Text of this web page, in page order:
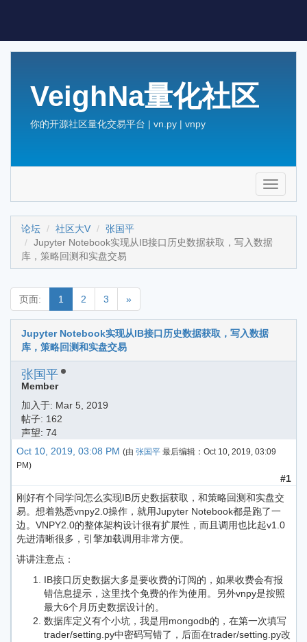
VeighNa量化社区
你的开源社区量化交易平台 | vn.py | vnpy
Toggle
论坛 社区大V
张国平
Jupyter Notebook实现从IB接口历史数据获取，写入数据
库，策略回测和实盘交易
页面: 1 2 3 »
Jupyter Notebook实现从IB接口历史数据获取，写入数据
库，策略回测和实盘交易
张国平
Member
加入于: Mar 5, 2019
帖子: 162
声望: 74
Oct 10, 2019, 03:08 PM (由 张国平 最后编辑： Oct 10, 2019, 03:09
PM)
#1
刚好有个同学问怎么实现IB历史数据获取，和策略回测和实盘交
易。想着熟悉vnpy2.0操作，就用Jupyter Notebook都是跑了一
边。VNPY2.0的整体架构设计很有扩展性，而且调用也比起v1.0
先进清晰很多，引擎加载调用非常方便。
讲讲注意点：
IB接口历史数据大多是要收费的订阅的，如果收费会有报
错信息提示，这里找个免费的作为使用。另外vnpy是按照
最大6个月历史数据设计的。
数据库定义有个小坑，我是用mongodb的，在第一次填写
trader/setting.py中密码写错了，后面在trader/setting.py改